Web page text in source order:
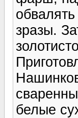
зразы.
белые